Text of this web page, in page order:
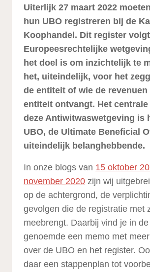
Uiterlijk 27 maart 2022
hun UBO registreren bij de
Koophandel. Dit register
Europeesrechtelijke
het doel is om inzichtelijk te
het, uiteindelijk, voor het
de entiteit of wie de revenuen
entiteit ontvangt. Het
deze Antiwitwaswetgeving is
UBO, de Ultimate Beneficial
uiteindelijk belanghebbende.
In onze blogs van 15 oktober
november 2020 zijn wij
op de achtergrond, de
gevolgen die de registratie met
meebrengt. Daarbij vind je in
genoemde een memo met
over de UBO en het register.
daar een stappenplan tot